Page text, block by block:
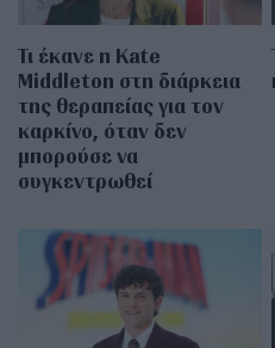
Τι έκανε η Kate
Middleton στη διάρκεια
της θεραπείας για τον
καρκίνο, όταν δεν
μπορούσε να
συγκεντρωθεί